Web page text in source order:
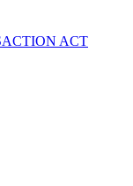
ACT